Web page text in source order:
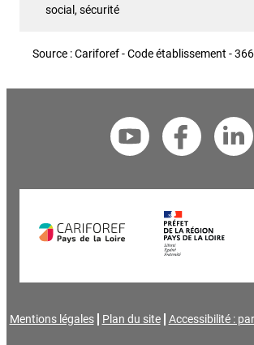
social, sécurité
Source : Cariforef - Code établissement -
Mentions légales Plan du site Accessibilité :